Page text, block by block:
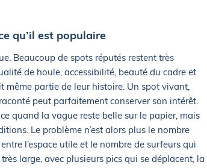
qu’il est populaire
Beaucoup de spots réputés restent très
de houle, accessibilité, beauté du cadre et
même partie de leur histoire. Un spot vivant,
peut parfaitement conserver son intérêt.
quand la vague reste belle sur le papier, mais
Le problème n’est alors plus le nombre
l’espace utile et le nombre de surfeurs qui
large, avec plusieurs pics qui se déplacent, la